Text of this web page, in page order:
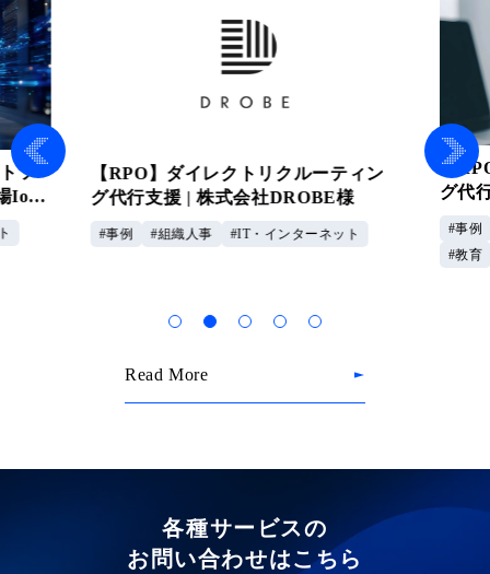
ソ
IoT
【RPO】ダイレクトリクルーティン
グ代行支援 | 株式会社DROBE様
事例 組織人事 IT・インターネット
【
グ代
事例
教育
Read More
各種サービスの
お問い合わせはこちら